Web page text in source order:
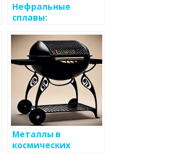
Нефральные
сплавы:
применение
Металлы в
космических